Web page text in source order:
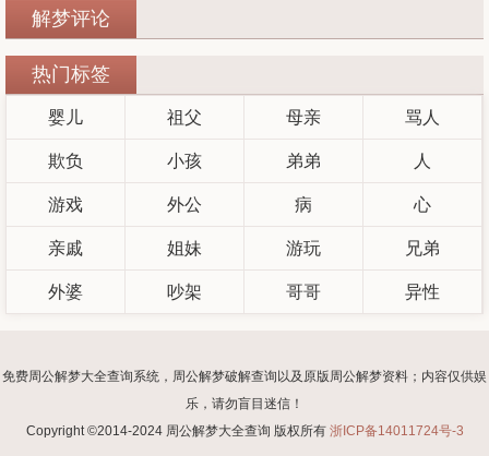
解梦评论
热门标签
婴儿 祖父 母亲 骂人
欺负 小孩 弟弟 人
游戏 外公 病 心
亲戚 姐妹 游玩 兄弟
外婆 吵架 哥哥 异性
免费周公解梦大全查询系统，周公解梦破解查询以及原版周公解梦资料；内容仅供娱
乐，请勿盲目迷信！
Copyright ©2014-2024 周公解梦大全查询 版权所有 浙ICP备14011724号-3